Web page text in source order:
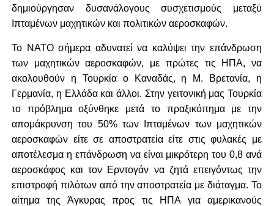
δημιούργησαν δυσανάλογους συσχετισμούς μεταξύ
Ιπταμένων μαχητικών και πολιτικών αεροσκαφών.
Το ΝΑΤΟ σήμερα αδυνατεί να καλύψει την επάνδρωση
των μαχητικών αεροσκαφών, με πρώτες τις ΗΠΑ, να
ακολουθούν η Τουρκία ο Καναδάς, η Μ. Βρετανία, η
Γερμανία, η Ελλάδα και άλλοι. Στην γειτονική μας Τουρκία
το πρόβλημα οξύνθηκε μετά το πραξικόπημα με την
απομάκρυνση του 50% των Ιπταμένων των μαχητικών
αεροσκαφών είτε σε αποστρατεία είτε στις φυλακές με
αποτέλεσμα η επάνδρωση να είναι μικρότερη του 0,8 ανά
αεροσκάφος και τον Ερντογάν να ζητά επειγόντως την
επιστροφή πιλότων από την αποστρατεία με διάταγμα. Το
αίτημα της Άγκυρας προς τις ΗΠΑ για αμερικανούς